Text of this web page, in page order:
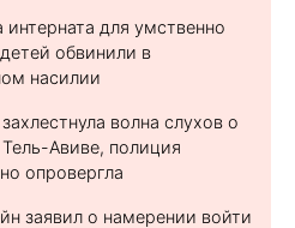
интерната для умственно
обвинили в
насилии
волна слухов о
Тель-Авиве, полиция
опровергла
заявил о намерении войти